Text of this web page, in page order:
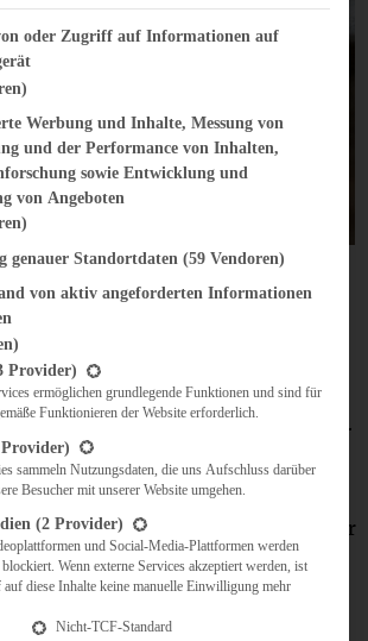
auslegen. Puderzucker in eine
Zutaten hinzufügen und und
verrühren. Aus der Masse mit
Kugeln formen. Auf das
mit drei Fingern etwas eindrücken.
mindestens fünf Stunden ruhen
175 °C (Umluft 150 °C) und im
– 20 Minuten backen. Auf dem Blech
vorsichtig ablösen und mit Puderzucker
Ihr die Amaretti mögt, erhöht Ihr
sie eben etwas kürzer im Ofen…
eine Liste der Zwecke des IAB Transparency and Consent
oder Zugriff auf Informationen auf
Werbung und Inhalte, Messung von
und der Performance von Inhalten,
sowie Entwicklung und
von Angeboten
genauer Standortdaten (59 Vendoren)
von aktiv angeforderten Informationen
Service-Gruppen, für die eine Einwilligung erteilt werden
Provider)
ermöglichen grundlegende Funktionen und sind für
Funktionieren der Website erforderlich.
sammeln Nutzungsdaten, die uns Aufschluss darüber
Besucher mit unserer Website umgehen.
(2 Provider)
und Social-Media-Plattformen werden
Wenn externe Services akzeptiert werden, ist
diese Inhalte keine manuelle Einwilligung mehr
Nicht-TCF-Standard